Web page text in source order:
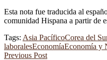
Esta nota fue traducida al
comunidad Hispana a partir de
Tags: Asia PacíficoCorea del
laboralesEconomíaEconomía y
Previous Post